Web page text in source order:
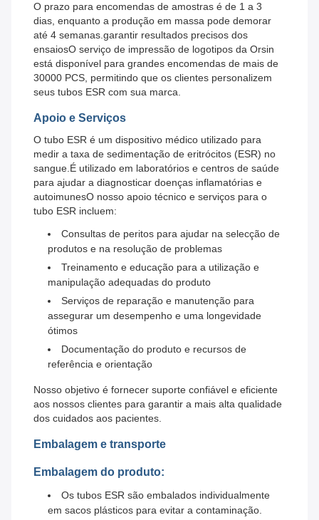
O prazo para encomendas de amostras é de 1 a 3
dias, enquanto a produção em massa pode demorar
até 4 semanas.garantir resultados precisos dos
ensaiosO serviço de impressão de logotipos da Orsin
está disponível para grandes encomendas de mais de
30000 PCS, permitindo que os clientes personalizem
seus tubos ESR com sua marca.
Apoio e Serviços
O tubo ESR é um dispositivo médico utilizado para
medir a taxa de sedimentação de eritrócitos (ESR) no
sangue.É utilizado em laboratórios e centros de saúde
para ajudar a diagnosticar doenças inflamatórias e
autoimunesO nosso apoio técnico e serviços para o
tubo ESR incluem:
Consultas de peritos para ajudar na selecção de
produtos e na resolução de problemas
Treinamento e educação para a utilização e
manipulação adequadas do produto
Serviços de reparação e manutenção para
assegurar um desempenho e uma longevidade
ótimos
Documentação do produto e recursos de
referência e orientação
Nosso objetivo é fornecer suporte confiável e eficiente
aos nossos clientes para garantir a mais alta qualidade
dos cuidados aos pacientes.
Embalagem e transporte
Embalagem do produto:
Os tubos ESR são embalados individualmente
em sacos plásticos para evitar a contaminação.